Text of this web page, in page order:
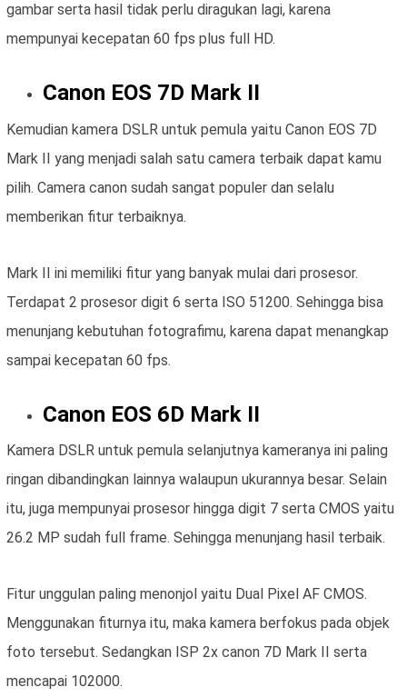
gambar serta hasil tidak perlu diragukan lagi, karena
mempunyai kecepatan 60 fps plus full HD.
Canon EOS 7D Mark II
Kemudian kamera DSLR untuk pemula yaitu Canon EOS 7D
Mark II yang menjadi salah satu camera terbaik dapat kamu
pilih. Camera canon sudah sangat populer dan selalu
memberikan fitur terbaiknya.
Mark II ini memiliki fitur yang banyak mulai dari prosesor.
Terdapat 2 prosesor digit 6 serta ISO 51200. Sehingga bisa
menunjang kebutuhan fotografimu, karena dapat menangkap
sampai kecepatan 60 fps.
Canon EOS 6D Mark II
Kamera DSLR untuk pemula selanjutnya kameranya ini paling
ringan dibandingkan lainnya walaupun ukurannya besar. Selain
itu, juga mempunyai prosesor hingga digit 7 serta CMOS yaitu
26.2 MP sudah full frame. Sehingga menunjang hasil terbaik.
Fitur unggulan paling menonjol yaitu Dual Pixel AF CMOS.
Menggunakan fiturnya itu, maka kamera berfokus pada objek
foto tersebut. Sedangkan ISP 2x canon 7D Mark II serta
mencapai 102000.